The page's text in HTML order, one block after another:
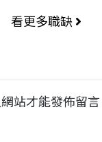
看更多職缺
網站才能發佈留言